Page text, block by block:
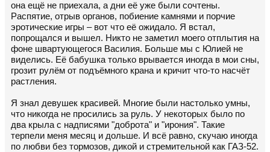
она ещё не приехала, а дни её уже были сочтены.
Распятие, отрыв органов, побиение камнями и порчие
эротические игры – вот что её ожидало. Я встал,
попрощался и вышел. Никто не заметил моего отплытия на
фоне швартующегося Василия. Больше мы с Юлией не
виделись. Её бабушка только врывается иногда в мои сны,
грозит рулём от подъёмного крана и кричит что-то насчёт
растления.
Я знал девушек красивей. Многие были настолько умны,
что никогда не просились за руль. У некоторых было по
два крыла с надписями "доброта" и "ирония". Такие
терпели меня месяц и дольше. И всё равно, скучаю иногда
по любви без тормозов, дикой и стремительной как ГАЗ-52.